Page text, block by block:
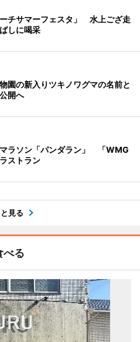
チサマーフェスタ」 水上ござ走
しに喝采
園の新入りツキノワグマの名前と
開へ
ラソン「パンダラン」 「WMG
ストラン
見る
べる